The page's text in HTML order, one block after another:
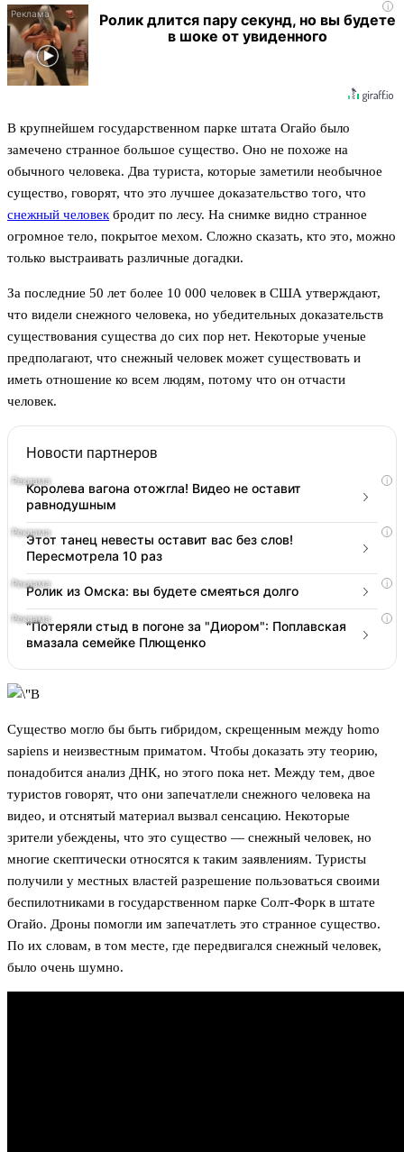
i
Ролик длится пару секунд, но вы будете
в шоке от увиденного
В крупнейшем государственном парке штата Огайо было
замечено странное большое существо. Оно не похоже на
обычного человека. Два туриста, которые заметили необычное
существо, говорят, что это лучшее доказательство того, что
снежный человек бродит по лесу. На снимке видно странное
огромное тело, покрытое мехом. Сложно сказать, кто это, можно
только выстраивать различные догадки.
За последние 50 лет более 10 000 человек в США утверждают,
что видели снежного человека, но убедительных доказательств
существования существа до сих пор нет. Некоторые ученые
предполагают, что снежный человек может существовать и
иметь отношение ко всем людям, потому что он отчасти
человек.
Новости партнеров
i
Королева вагона отожгла! Видео не оставит
равнодушным
i
Этот танец невесты оставит вас без слов!
Пересмотрела 10 раз
i
Ролик из Омска: вы будете смеяться долго
i
"Потеряли стыд в погоне за "Диором": Поплавская
вмазала семейке Плющенко
Существо могло бы быть гибридом, скрещенным между homo
sapiens и неизвестным приматом. Чтобы доказать эту теорию,
понадобится анализ ДНК, но этого пока нет. Между тем, двое
туристов говорят, что они запечатлели снежного человека на
видео, и отснятый материал вызвал сенсацию. Некоторые
зрители убеждены, что это существо — снежный человек, но
многие скептически относятся к таким заявлениям. Туристы
получили у местных властей разрешение пользоваться своими
беспилотниками в государственном парке Солт-Форк в штате
Огайо. Дроны помогли им запечатлеть это странное существо.
По их словам, в том месте, где передвигался снежный человек,
было очень шумно.